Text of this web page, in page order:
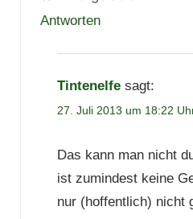
Antworten
Tintenelfe sagt:
27. Juli 2013 um 18:22
Das kann man nicht
ist zumindest keine
nur (hoffentlich) nicht